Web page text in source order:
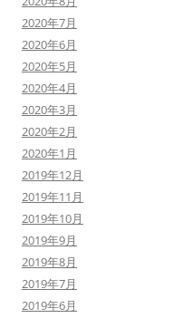
2020年7月
2020年6月
2020年5月
2020年4月
2020年3月
2020年2月
2020年1月
2019年12月
2019年11月
2019年10月
2019年9月
2019年8月
2019年7月
2019年6月